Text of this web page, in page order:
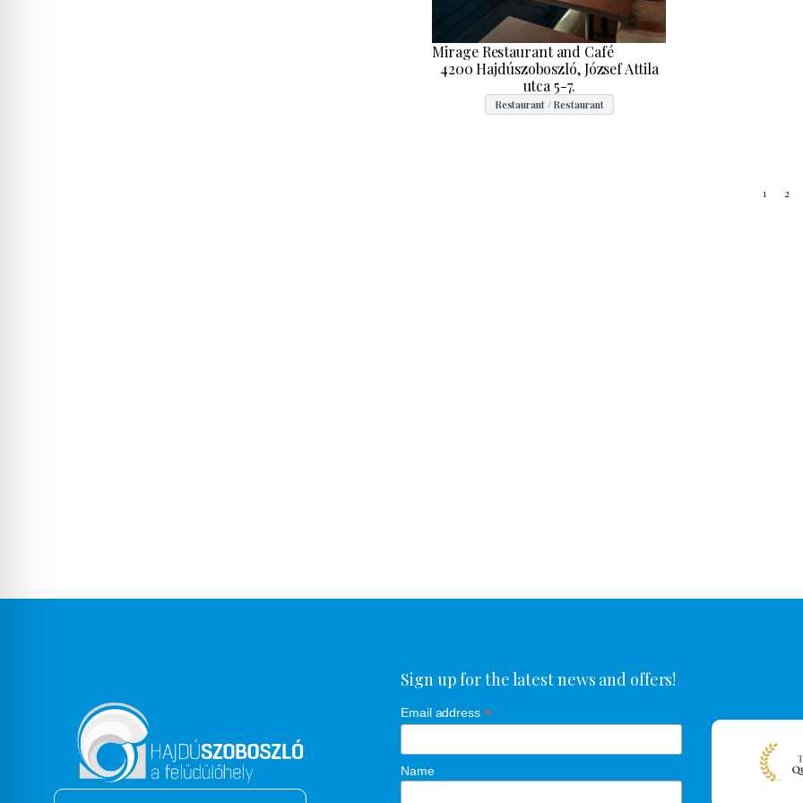
Mirage Restaurant and Café
4200 Hajdúszoboszló, József Attila
utca 5-7.
Restaurant / Restaurant
1 2
Sign up for the latest news and offers!
Email address *
Name